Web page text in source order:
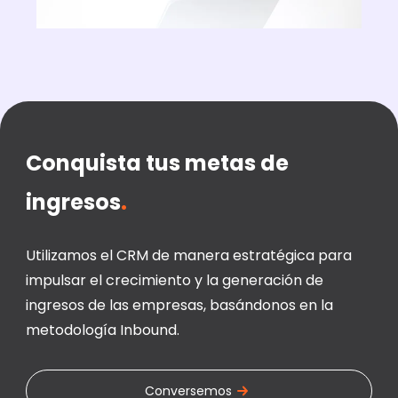
Conquista tus metas de
ingresos.
Utilizamos el CRM de manera estratégica para
impulsar el crecimiento y la generación de
ingresos de las empresas, basándonos en la
metodología Inbound.
Conversemos